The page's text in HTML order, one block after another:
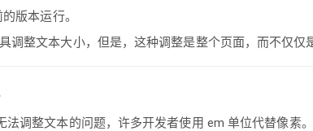
版本运行。
调整文本大小，但是，这种调整是整个页面，而不仅仅
调整文本的问题，许多开发者使用 em 单位代替像素。